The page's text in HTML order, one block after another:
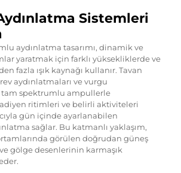
Sistemleri
aydınlatma tasarımı, dinamik ve
yaratmak için farklı yüksekliklerde ve
fazla ışık kaynağı kullanır. Tavan
aydınlatmaları ve vurgu
tam spektrumlu ampullerle
ritimleri ve belirli aktiviteleri
gün içinde ayarlanabilen
sağlar. Bu katmanlı yaklaşım,
görülen doğrudan güneş
ve gölge desenlerinin karmaşık